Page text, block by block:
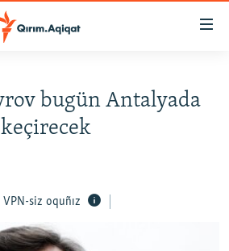
bugün Antalyada
VPN-siz oquñız